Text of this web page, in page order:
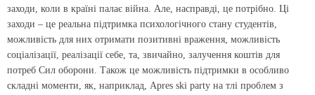
заходи, коли в країні палає війна. Але, насправді, це потрібно. Ці
заходи – це реальна підтримка психологічного стану студентів,
можливість для них отримати позитивні враження, можливість
соціалізації, реалізації себе, та, звичайно, залучення коштів для
потреб Сил оборони. Також це можливість підтримки в особливо
складні моменти, як, наприклад, Apres ski party на тлі проблем з